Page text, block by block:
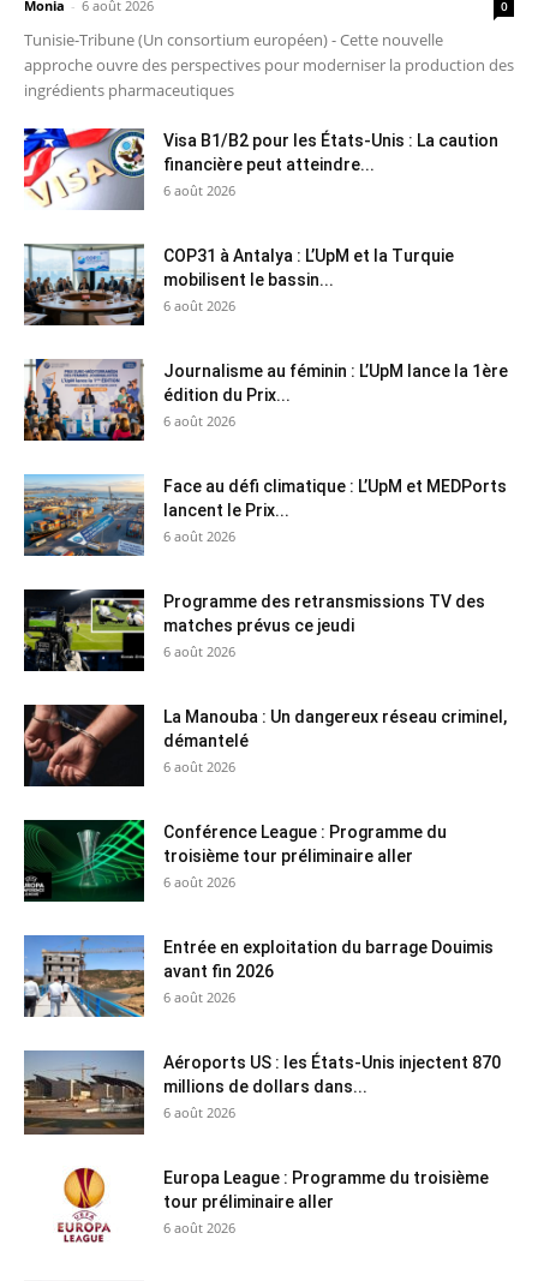
Monia - 6 août 2026 0
Tunisie-Tribune (Un consortium européen) - Cette nouvelle
approche ouvre des perspectives pour moderniser la production des
ingrédients pharmaceutiques
Visa B1/B2 pour les États-Unis : La caution
financière peut atteindre...
6 août 2026
COP31 à Antalya : L’UpM et la Turquie
mobilisent le bassin...
6 août 2026
Journalisme au féminin : L’UpM lance la 1ère
édition du Prix...
6 août 2026
Face au défi climatique : L’UpM et MEDPorts
lancent le Prix...
6 août 2026
Programme des retransmissions TV des
matches prévus ce jeudi
6 août 2026
La Manouba : Un dangereux réseau criminel,
démantelé
6 août 2026
Conférence League : Programme du
troisième tour préliminaire aller
6 août 2026
Entrée en exploitation du barrage Douimis
avant fin 2026
6 août 2026
Aéroports US : les États-Unis injectent 870
millions de dollars dans...
6 août 2026
Europa League : Programme du troisième
tour préliminaire aller
6 août 2026